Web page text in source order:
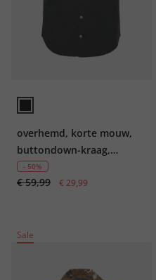
overhemd, korte mouw,
buttondown-kraag,
modern fit, tot 8XL
- 50%
€ 59,99 € 29,99
Sale